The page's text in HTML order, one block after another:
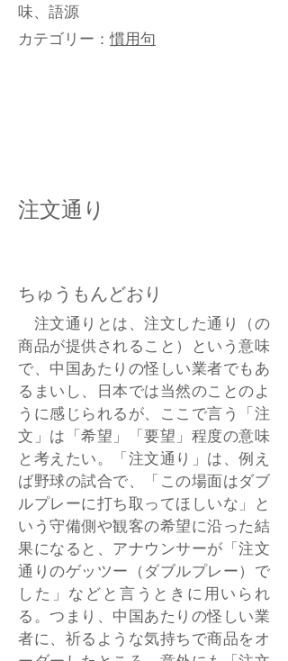
味、語源
カテゴリー：慣用句
注文通り
ちゅうもんどおり
注文通りとは、注文した通り（の
商品が提供されること）という意味
で、中国あたりの怪しい業者でもあ
るまいし、日本では当然のことのよ
うに感じられるが、ここで言う「注
文」は「希望」「要望」程度の意味
と考えたい。「注文通り」は、例え
ば野球の試合で、「この場面はダブ
ルプレーに打ち取ってほしいな」と
いう守備側や観客の希望に沿った結
果になると、アナウンサーが「注文
通りのゲッツー（ダブルプレー）で
した」などと言うときに用いられ
る。つまり、中国あたりの怪しい業
者に、祈るような気持ちで商品をオ